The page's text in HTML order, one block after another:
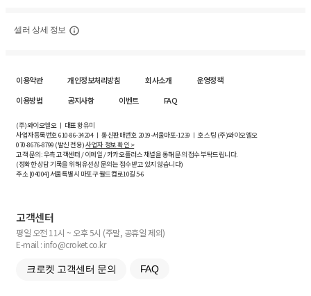
셀러 상세 정보
이용약관 개인정보처리방침 회사소개
운영정책
이용방법
공지사항 이벤트 FAQ
(주)와이오엘오 ㅣ 대표 황유미
사업자등록번호610-86-34204ㅣ 통신판매번호 2019-서울마포-1239 ㅣ 호스팅 (주)와이오엘오
070-8676-8799 (발신 전용)사업자 정보 확인 >
고객 문의: 우측 고객센터 / 이메일 / 카카오플러스 채널을 통해 문의 접수 부탁드립니다.
(정확한 상담 기록을 위해 유선상 문의는 접수받고 있지 않습니다)
주소 [04004] 서울특별시 마포구 월드컵로10길5-6
고객센터
평일 오전 11시 ~ 오후 5시 (주말, 공휴일 제외)
E-mail : info@croket.co.kr
크로켓 고객센터 문의 FAQ